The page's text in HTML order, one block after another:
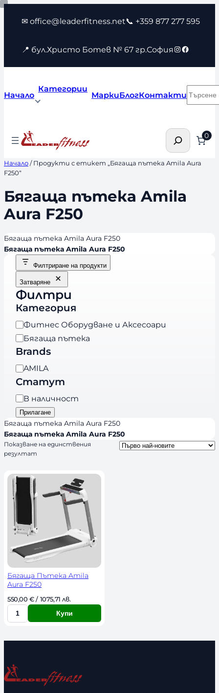
Към
съдържанието
✉ office@leaderfitness.net📞 +359 877 277 595
📍 бул.Христо Ботев № 67 гр.София Instagram
Facebook
Начало
Категории
МаркиБлогКонтакти
Търсене 0
Начало/ Продукти с етикет „Бягаща пътека Amila Aura
F250“
Бягаща пътека Amila
Aura F250
Бягаща пътека Amila Aura F250
Бягаща пътека Amila Aura F250
Филтриране на продукти
Затваряне
Филтри
Категория
К
а
т
г
о
р
и
я
Фитнес Оборудване и Аксесоари
Бягаща пътека
Brands
B
r
a
n
d
s
AMILA
Статут
Н
а
л
и
ч
н
с
т
В наличност
Прилагане
Бягаща пътека Amila Aura F250
Бягаща пътека Amila Aura F250
Показване на единствения
резултат
Бягаща Пътека Amila
Aura F250
550,00 € / 1075,71 лв.
К
л
ч
е
Купи